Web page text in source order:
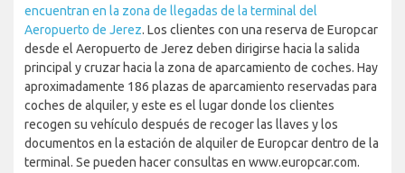
encuentran en la zona de llegadas de la terminal del
Aeropuerto de Jerez. Los clientes con una reserva de Europcar
desde el Aeropuerto de Jerez deben dirigirse hacia la salida
principal y cruzar hacia la zona de aparcamiento de coches. Hay
aproximadamente 186 plazas de aparcamiento reservadas para
coches de alquiler, y este es el lugar donde los clientes
recogen su vehículo después de recoger las llaves y los
documentos en la estación de alquiler de Europcar dentro de la
terminal. Se pueden hacer consultas en www.europcar.com.